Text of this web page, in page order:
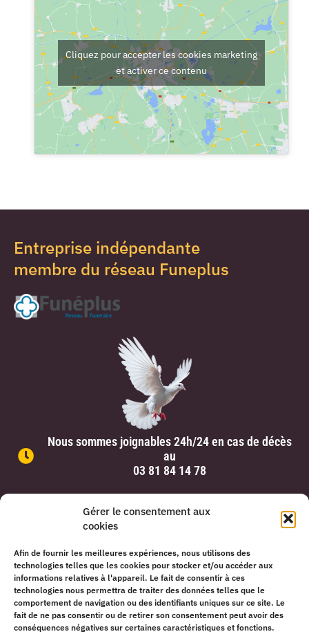
Gérer le consentement aux
cookies
Afin de fournir les meilleures expériences, nous utilisons des
technologies telles que les cookies pour stocker et/ou accéder aux
informations relatives à l'appareil. Le fait de consentir à ces
technologies nous permettra de traiter des données telles que le
comportement de navigation ou des identifiants uniques sur ce site. Le
fait de ne pas consentir ou de retirer son consentement peut avoir des
conséquences négatives sur certaines caractéristiques et fonctions.
Cliquez pour accepter les cookies marketing
et activer ce contenu
Entreprise indépendante
membre du réseau Funeplus
Nous sommes joignables 24h/24 en cas de décès
au
03 81 84 14 78
Pompes Funèbres Cuche –
Copyright © 2026. Tous droits réservés – Fait parSolas Conseil